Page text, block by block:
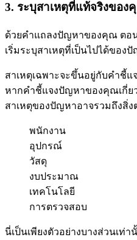
3. ระบุสาเหตุที่แท้จริงของ
ด้วยคำแถลงปัญหาของคุณ ตอ
เริ่มระบุสาเหตุที่เป็นไปได้ของ
สาเหตุเฉพาะจะขึ้นอยู่กับคำชี้
หากคำชี้แจงปัญหาของคุณเกี่
สาเหตุของปัญหาอาจรวมถึงสิ่ง
พนักงาน
อุปกรณ์
วัสดุ
งบประมาณ
เทคโนโลยี
การตรวจสอบ
นี่เป็นเพียงตัวอย่างบางส่วนเ